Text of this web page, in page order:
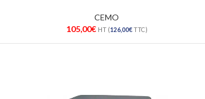
CEMO
105,00€ HT (126,00€TTC)